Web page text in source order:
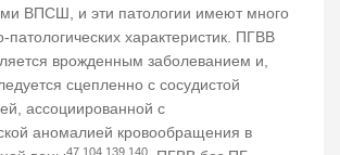
ВПСШ, и эти патологии имеют много
патологических характеристик. ПГВВ
врожденным заболеванием и,
сцепленно с сосудистой
ассоциированной с
аномалией кровообращения в
47,104,139,140